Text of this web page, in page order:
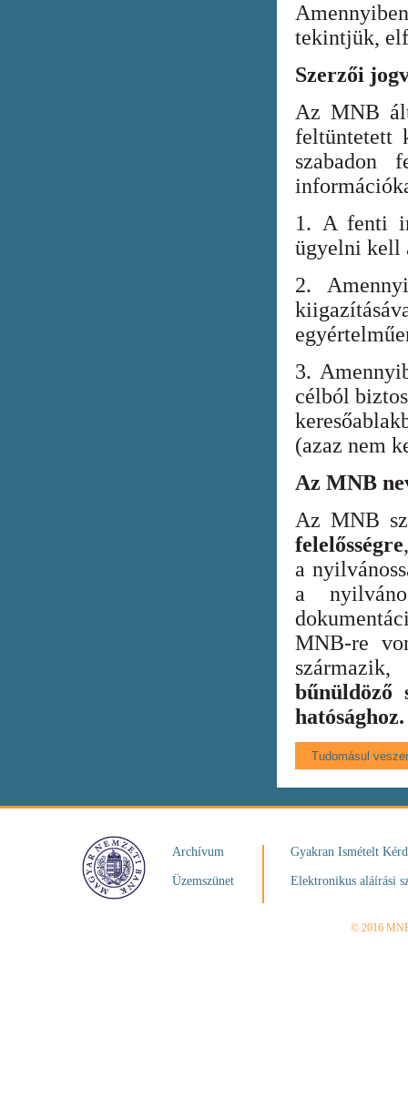
tekintjük,
Szerzői
Az MNB
feltüntetett
szabadon
1. A fenti
ügyelni kell
2.
3.
célból
(azaz nem
Az MNB
Az MNB
felelősségre
a
a
MNB-re
bűnüldöző
hatósághoz.
Archívum
Üzemszünet
Gyakran Ismételt
Elektronikus aláírási
© 2016